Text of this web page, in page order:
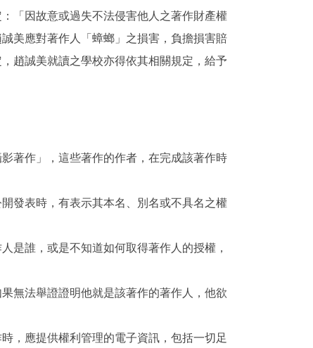
「因故意或過失不法侵害他人之著作財產權
美應對著作人「蟑螂」之損害，負擔損害賠
趙誠美就讀之學校亦得依其相關規定，給予
著作」，這些著作的作者，在完成該著作時
發表時，有表示其本名、別名或不具名之權
是誰，或是不知道如何取得著作人的授權，
無法舉證證明他就是該著作的著作人，他欲
，應提供權利管理的電子資訊，包括一切足